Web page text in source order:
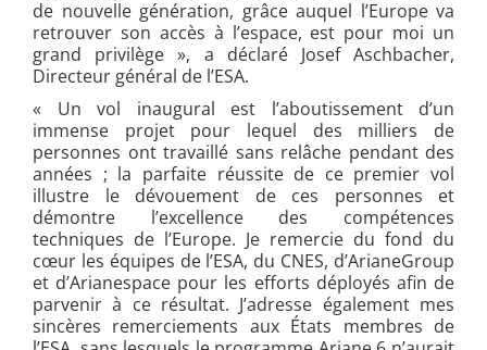
de nouvelle génération, grâce auquel l’Europe va
retrouver son accès à l’espace, est pour moi un
grand privilège », a déclaré Josef Aschbacher,
Directeur général de l’ESA.
« Un vol inaugural est l’aboutissement d’un
immense projet pour lequel des milliers de
personnes ont travaillé sans relâche pendant des
années ; la parfaite réussite de ce premier vol
illustre le dévouement de ces personnes et
démontre l’excellence des compétences
techniques de l’Europe. Je remercie du fond du
cœur les équipes de l’ESA, du CNES, d’ArianeGroup
et d’Arianespace pour les efforts déployés afin de
parvenir à ce résultat. J’adresse également mes
sincères remerciements aux États membres de